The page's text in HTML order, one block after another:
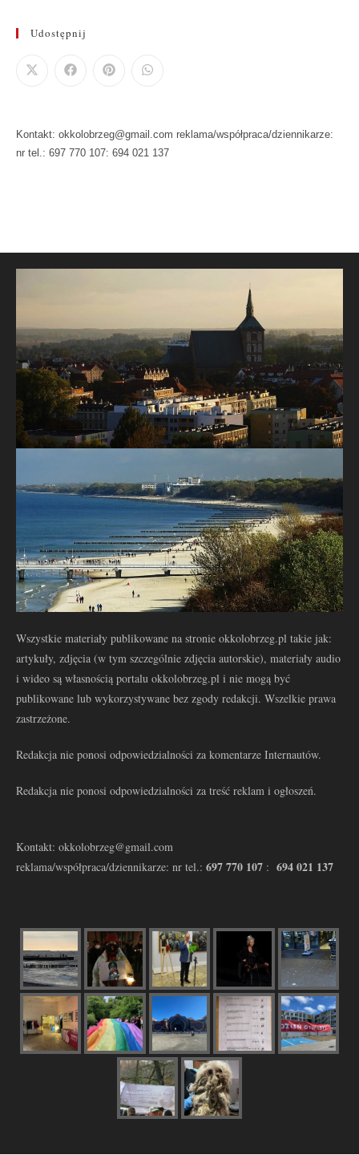
Udostępnij
Kontakt: okkolobrzeg@gmail.com reklama/współpraca/dziennikarze:
nr tel.: 697 770 107: 694 021 137
Wszystkie materiały publikowane na stronie okkolobrzeg.pl takie jak:
artykuły, zdjęcia (w tym szczególnie zdjęcia autorskie), materiały audio
i wideo są własnością portalu okkolobrzeg.pl i nie mogą być
publikowane lub wykorzystywane bez zgody redakcji. Wszelkie prawa
zastrzeżone.
Redakcja nie ponosi odpowiedzialności za komentarze Internautów.
Redakcja nie ponosi odpowiedzialności za treść reklam i ogłoszeń.
Kontakt: okkolobrzeg@gmail.com
reklama/współpraca/dziennikarze: nr tel.: 697 770 107 : 694 021 137